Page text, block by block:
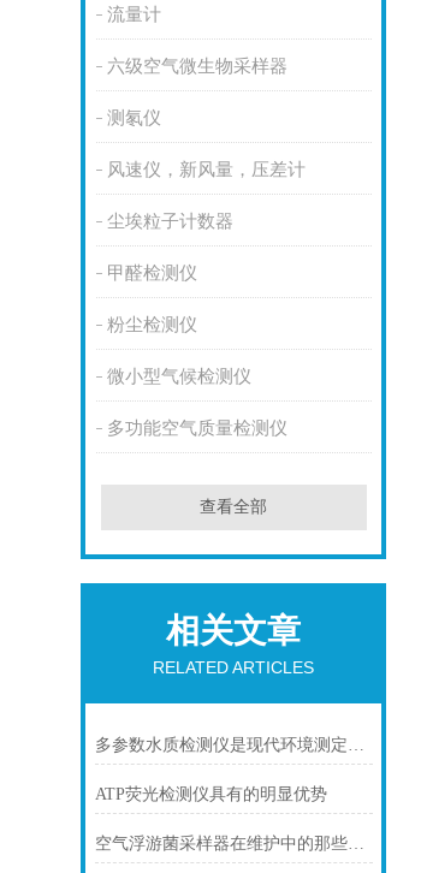
流量计
六级空气微生物采样器
测氡仪
风速仪，新风量，压差计
尘埃粒子计数器
甲醛检测仪
粉尘检测仪
微小型气候检测仪
多功能空气质量检测仪
查看全部
相关文章
RELATED ARTICLES
多参数水质检测仪是现代环境测定的仪器之一
ATP荧光检测仪具有的明显优势
空气浮游菌采样器在维护中的那些小窍门